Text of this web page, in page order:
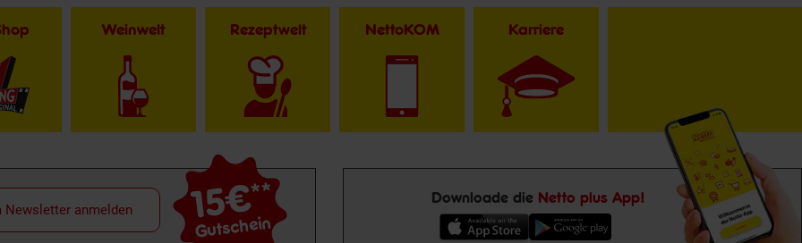
Weinwelt Rezeptwelt NettoKOM Karriere
15€**
Gutschein
Newsletter anmelden
Downloade die Netto plus App!